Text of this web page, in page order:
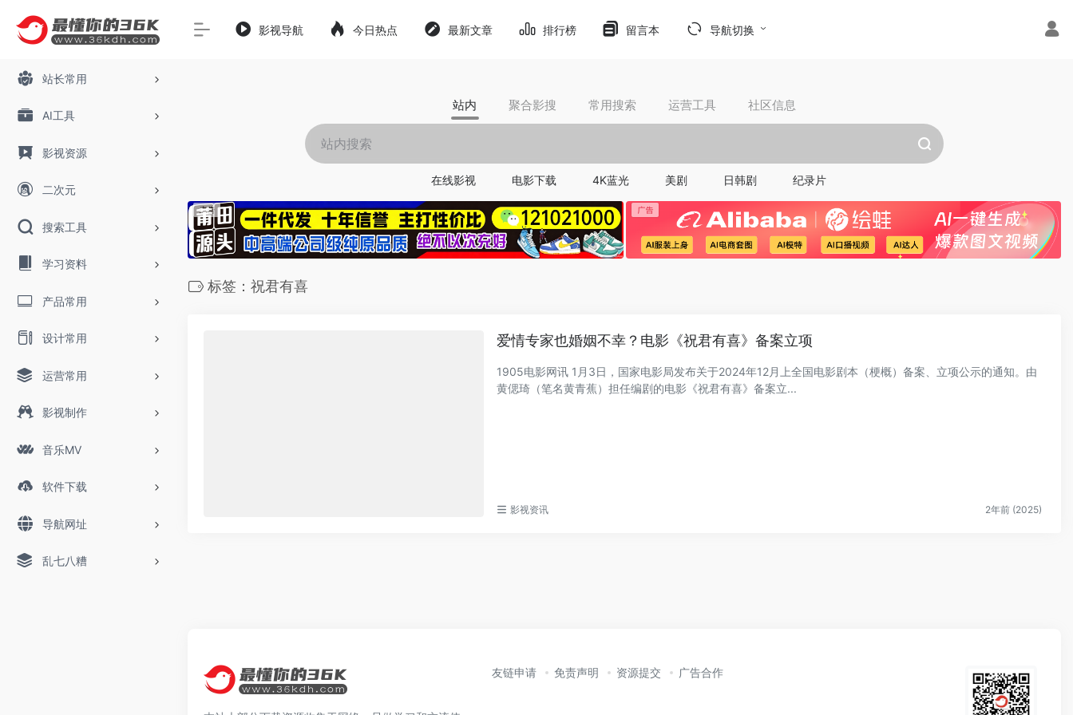
站长常用
AI工具
影视资源
二次元
搜索工具
学习资料
产品常用
设计常用
运营常用
影视制作
音乐MV
软件下载
导航网址
乱七八糟
影视导航 今日热点 最新文章 排行榜 留言本 导航切换
站内 聚合影搜 常用搜索 运营工具 社区信息
在线影视 电影下载 4K蓝光 美剧 日韩剧 纪录片
标签：祝君有喜
爱情专家也婚姻不幸？电影《祝君有喜》备案立项
1905电影网讯 1月3日，国家电影局发布关于2024年12月上全国电影剧本（梗概）备案、立项公示的通知。由
黄偲琦（笔名黄青蕉）担任编剧的电影《祝君有喜》备案立...
影视资讯 2年前 (2025)
友链申请 免责声明 资源提交 广告合作